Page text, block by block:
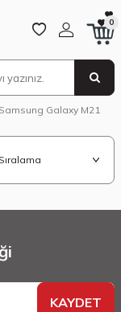
0
Samsung Galaxy M21
KAYDET